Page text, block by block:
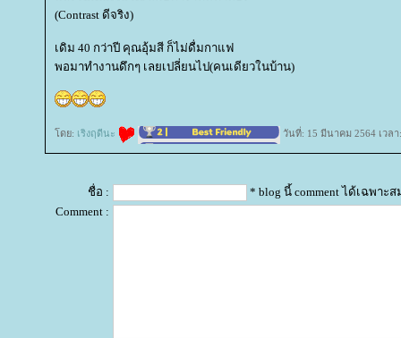
(Contrast ดีจริง)
เดิม 40 กว่าปี คุณอุ้มสี ก็ไม่ดื่มกาแฟ
พอมาทำงานดึกๆ เลยเปลี่ยนไป(คนเดียวในบ้าน)
ดย: เริงฤดีนะ วันที่: 15 มีนาคม 2564 เวล
ชื่อ :
* blog นี้ comment ได้เฉพาะ
Comment :